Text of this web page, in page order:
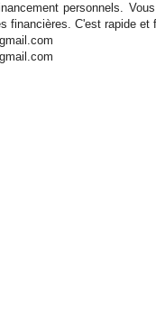
personnels.
financières. C'est rapide et